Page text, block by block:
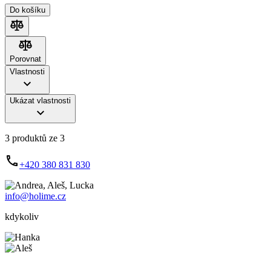
Do košíku
Porovnat
Porovnat
Vlastnosti
Ukázat vlastnosti
3 produktů ze 3
+420 380 831 830
info@holime.cz
kdykoliv